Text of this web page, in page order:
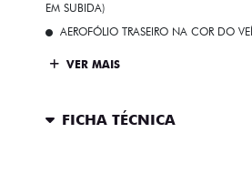
EM SUBIDA)
AEROFÓLIO TRASEIRO NA COR DO
VER MAIS
FICHA TÉCNICA